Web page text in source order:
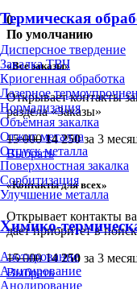
Термическая
Дисперсное твердение
Закалка ТВЧ
Криогенная обработка
Лазерное
Нормализация
Объёмная закалка
Отжиг металла
Отпуск металла
Поверхностная закалка
Сорбитизация
Улучшение металла
Химико-
Азотирование
Алитирование
Анодирование
0
По умолчанию
«Все заказы»
Открывает контакты
раздела «Заказы»
15 000 14 250 за 3
Выбрать
«Контакты для всех»
Открывает контакты
дает приоритет в
15 000 14 250 за 3
Выбрать